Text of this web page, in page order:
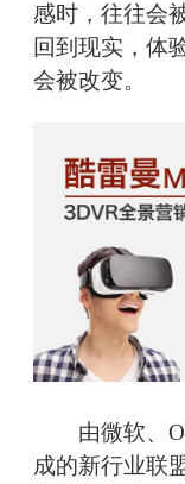
感时，往往会
回到现实，体
会被改变。
由微软、
成的新行业联